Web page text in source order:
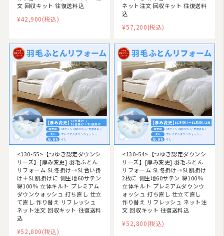
文 回収キット 往復送料込
¥42,900(税込)
ネット注文 回収キット 往復送料
込
¥57,200(税込)
<130-55>【つゆき認定ダウンシ
リーズ】[厚み変更] 羽毛ふとん
リフォーム SL冬掛け→SL合い掛
け＋SL肌掛けに 側生地60サテン
綿100％ 立体キルト プレミアム
ダウンウォッシュ 打ち直し 仕立
て直し 作り替え リフレッシュ
ネット注文 回収キット 往復送料
込
¥52,800(税込)
<130-54>【つゆき認定ダウンシ
リーズ】[厚み変更] 羽毛ふとん
リフォーム SL冬掛け→SL肌掛け
2枚に 側生地60サテン 綿100％
立体キルト プレミアムダウンウ
ォッシュ 打ち直し 仕立て直し
作り替え リフレッシュ ネット注
文 回収キット 往復送料込
¥52,800(税込)